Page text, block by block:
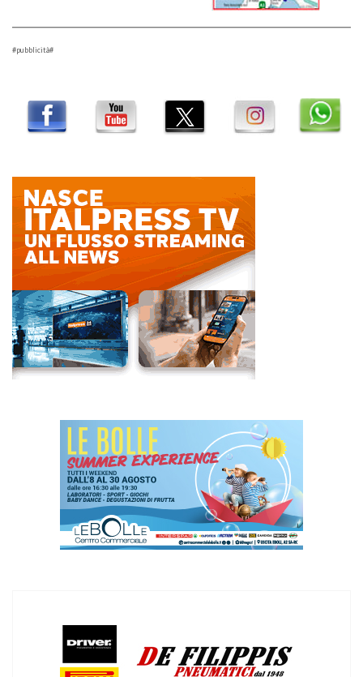
#pubblicità#